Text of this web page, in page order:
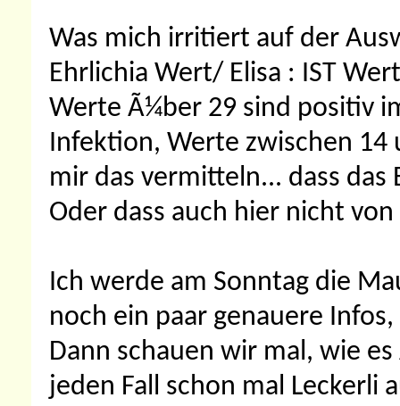
Was mich irritiert auf der
Ehrlichia Wert/ Elisa : IST
Werte Ã¼ber 29 sind positiv
Infektion, Werte zwischen 14
mir das vermitteln... dass
Oder dass auch hier nicht
Ich werde am Sonntag die
noch ein paar genauere
Dann schauen wir mal, wie
jeden Fall schon mal Leckerli